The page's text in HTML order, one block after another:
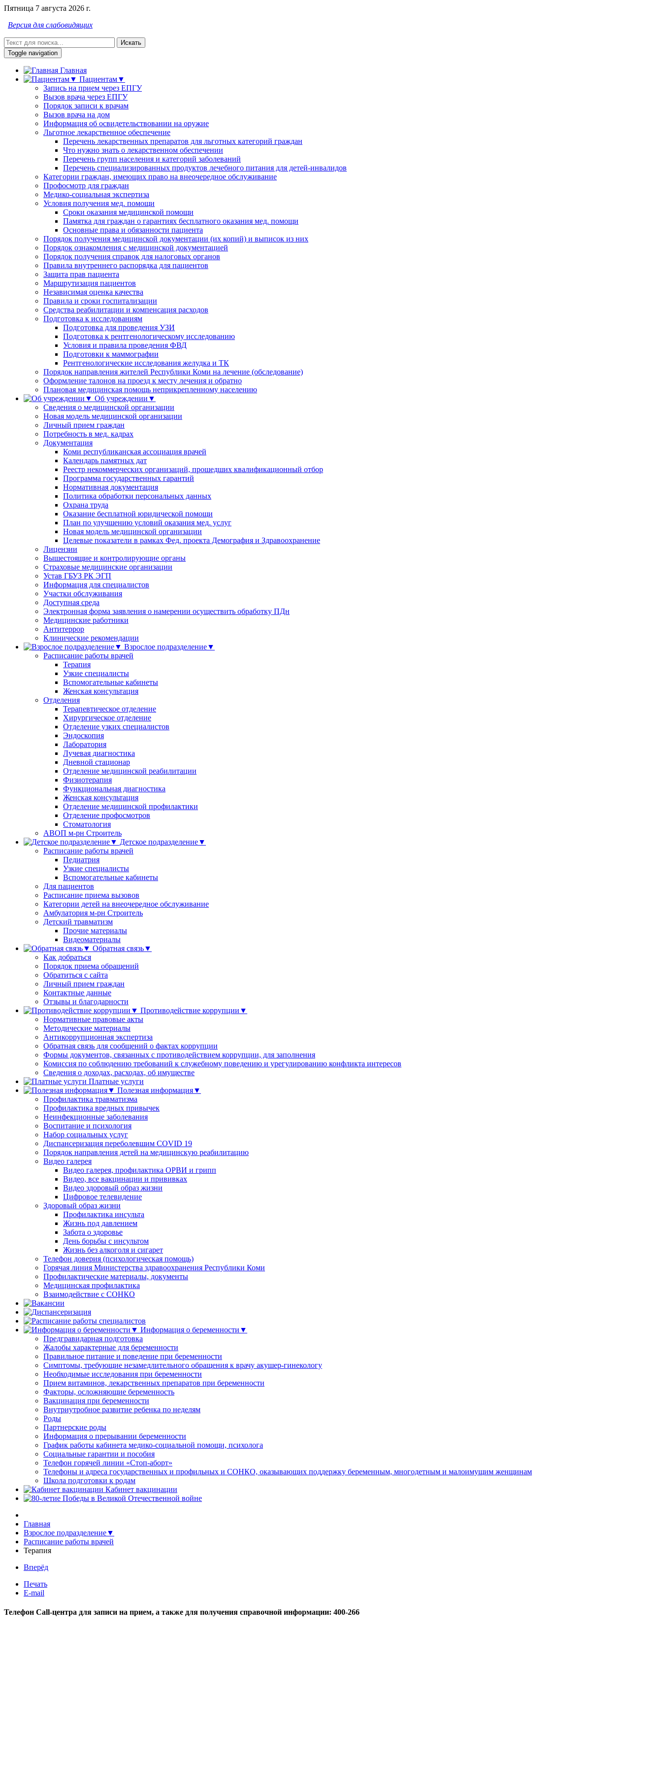
Пятница 7 августа 2026 г.
Версия для слабовидящих
Искать
Toggle navigation
Главная
Пациентам▼
Запись на прием через ЕПГУ
Вызов врача через ЕПГУ
Порядок записи к врачам
Вызов врача на дом
Информация об освидетельствовании на оружие
Льготное лекарственное обеспечение
Перечень лекарственных препаратов для льготных категорий граждан
Что нужно знать о лекарственном обеспечении
Перечень групп населения и категорий заболеваний
Перечень специализированных продуктов лечебного питания для детей-инвалидов
Категории граждан, имеющих право на внеочередное обслуживание
Профосмотр для граждан
Медико-социальная экспертиза
Условия получения мед. помощи
Сроки оказания медицинской помощи
Памятка для граждан о гарантиях бесплатного оказания мед. помощи
Основные права и обязанности пациента
Порядок получения медицинской документации (их копий) и выписок из них
Порядок ознакомления с медицинской документацией
Порядок получения справок для налоговых органов
Правила внутреннего распорядка для пациентов
Защита прав пациента
Маршрутизация пациентов
Независимая оценка качества
Правила и сроки госпитализации
Средства реабилитации и компенсация расходов
Подготовка к исследованиям
Подготовка для проведения УЗИ
Подготовка к рентгенологическому исследованию
Условия и правила проведения ФВД
Подготовки к маммографии
Рентгенологические исследования желудка и ТК
Порядок направления жителей Республики Коми на лечение (обследование)
Оформление талонов на проезд к месту лечения и обратно
Плановая медицинская помощь неприкрепленному населению
Об учреждении▼
Сведения о медицинской организации
Новая модель медицинской организации
Личный прием граждан
Потребность в мед. кадрах
Документация
Коми республиканская ассоциация врачей
Календарь памятных дат
Реестр некоммерческих организаций, прошедших квалификационный отбор
Программа государственных гарантий
Нормативная документация
Политика обработки персональных данных
Охрана труда
Оказание бесплатной юридической помощи
План по улучшению условий оказания мед. услуг
Новая модель медицинской организации
Целевые показатели в рамках Фед. проекта Демография и Здравоохранение
Лицензии
Вышестоящие и контролирующие органы
Страховые медицинские организации
Устав ГБУЗ РК ЭГП
Информация для специалистов
Участки обслуживания
Доступная среда
Электронная форма заявления о намерении осуществить обработку ПДн
Медицинские работники
Антитеррор
Клинические рекомендации
Взрослое подразделение▼
Расписание работы врачей
Терапия
Узкие специалисты
Вспомогательные кабинеты
Женская консультация
Отделения
Терапевтическое отделение
Хирургическое отделение
Отделение узких специалистов
Эндоскопия
Лаборатория
Лучевая диагностика
Дневной стационар
Отделение медицинской реабилитации
Физиотерапия
Функциональная диагностика
Женская консультация
Отделение медицинской профилактики
Отделение профосмотров
Стоматология
АВОП м-рн Строитель
Детское подразделение▼
Расписание работы врачей
Педиатрия
Узкие специалисты
Вспомогательные кабинеты
Для пациентов
Расписание приема вызовов
Категории детей на внеочередное обслуживание
Амбулатория м-рн Строитель
Детский травматизм
Прочие материалы
Видеоматериалы
Обратная связь▼
Как добраться
Порядок приема обращений
Обратиться с сайта
Личный прием граждан
Контактные данные
Отзывы и благодарности
Противодействие коррупции▼
Нормативные правовые акты
Методические материалы
Антикоррупционная экспертиза
Обратная связь для сообщений о фактах коррупции
Формы документов, связанных с противодействием коррупции, для заполнения
Комиссия по соблюдению требований к служебному поведению и урегулированию конфликта интересов
Сведения о доходах, расходах, об имуществе
Платные услуги
Полезная информация▼
Профилактика травматизма
Профилактика вредных привычек
Неинфекционные заболевания
Воспитание и психология
Набор социальных услуг
Диспансеризация переболевшим COVID 19
Порядок направления детей на медицинскую реабилитацию
Видео галерея
Видео галерея, профилактика ОРВИ и грипп
Видео, все вакцинации и прививках
Видео здоровый образ жизни
Цифровое телевидение
Здоровый образ жизни
Профилактика инсульта
Жизнь под давлением
Забота о здоровье
День борьбы с инсультом
Жизнь без алкоголя и сигарет
Телефон доверия (психологическая помощь)
Горячая линия Министерства здравоохранения Республики Коми
Профилактические материалы, документы
Медицинская профилактика
Взаимодействие с СОНКО
Информация о беременности▼
Предгравидарная подготовка
Жалобы характерные для беременности
Правильное питание и поведение при беременности
Симптомы, требующие незамедлительного обращения к врачу акушер-гинекологу
Необходимые исследования при беременности
Прием витаминов, лекарственных препаратов при беременности
Факторы, осложняющие беременность
Вакцинация при беременности
Внутриутробное развитие ребенка по неделям
Роды
Партнерские роды
Информация о прерывании беременности
График работы кабинета медико-социальной помощи, психолога
Социальные гарантии и пособия
Телефон горячей линии «Стоп-аборт»
Телефоны и адреса государственных и профильных и СОНКО, оказывающих поддержку беременным, многодетным и малоимущим женщинам
Школа подготовки к родам
Кабинет вакцинации
Главная
Взрослое подразделение▼
Расписание работы врачей
Терапия
Вперёд
Печать
E-mail
Телефон Call-центра для записи на прием, а также для получения справочной информации: 400-266